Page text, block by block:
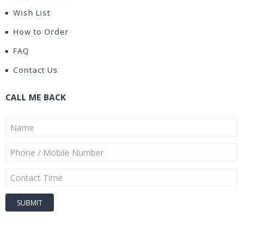
Wish List
How to Order
FAQ
Contact Us
CALL ME BACK